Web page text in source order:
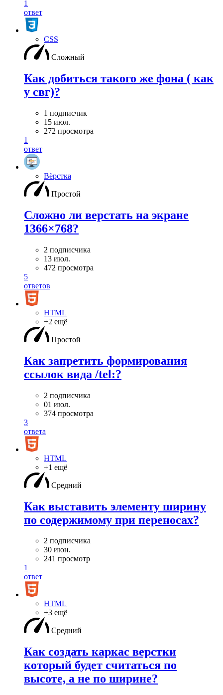
1
ответ
CSS
Сложный
Как добиться такого же фона ( как
у свг)?
1 подписчик
15 июл.
272 просмотра
1
ответ
Вёрстка
Простой
Сложно ли верстать на экране
1366×768?
2 подписчика
13 июл.
472 просмотра
5
ответов
HTML
+2 ещё
Простой
Как запретить формирования
ссылок вида /tel:?
2 подписчика
01 июл.
374 просмотра
3
ответа
HTML
+1 ещё
Средний
Как выставить элементу ширину
по содержимому при переносах?
2 подписчика
30 июн.
241 просмотр
1
ответ
HTML
+3 ещё
Средний
Как создать каркас верстки
который будет считаться по
высоте, а не по ширине?